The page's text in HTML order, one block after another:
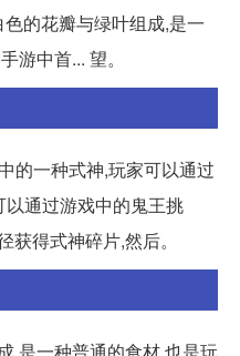
的花瓣与绿叶组成,是一
游中首... 望。
的一种式神,玩家可以通过
通过游戏中的鬼王挑
得式神碎片,然后。